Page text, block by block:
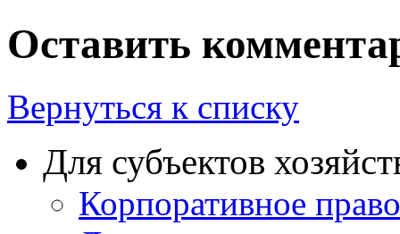
Оставить
Вернуться к списку
Для субъектов
Корпоративное право